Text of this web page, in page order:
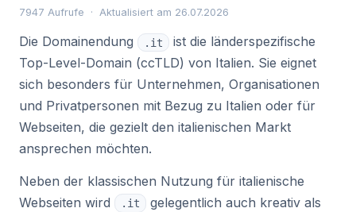
7947 Aufrufe · Aktualisiert am 26.07.2026
Die Domainendung .it
ist die länderspezifische
Top-Level-Domain (ccTLD) von Italien. Sie eignet
sich besonders für Unternehmen, Organisationen
und Privatpersonen mit Bezug zu Italien oder für
Webseiten, die gezielt den italienischen Markt
ansprechen möchten.
Neben der klassischen Nutzung für italienische
Webseiten wird
.it
gelegentlich auch kreativ als